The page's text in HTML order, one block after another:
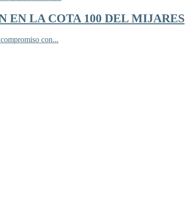
EN LA COTA 100 DEL MIJARES
con...